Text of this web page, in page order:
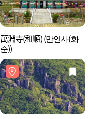
萬淵寺(和順) (만연사(화
순))